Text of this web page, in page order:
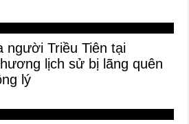
người Triều Tiên tại
lịch sử bị lãng quên
lý